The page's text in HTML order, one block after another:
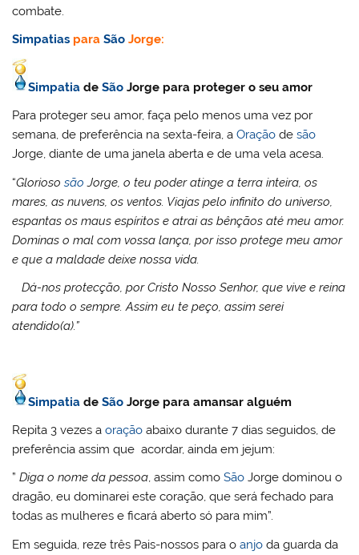
combate.
Simpatias paraSão Jorge:
Simpatia deSão Jorge para proteger o seu amor
Para proteger seu amor, faça pelo menos uma vez por
semana, de preferência na sexta-feira, aOração desão
Jorge, diante de uma janela aberta e de uma vela acesa.
“Gloriososão Jorge, o teu poder atinge a terra inteira, os
mares, as nuvens, os ventos. Viajas pelo infinito do universo,
espantas os maus espíritos e atrai as bênçãos até meu amor.
Dominas o mal com vossa lança, por isso protege meu amor
e que a maldade deixe nossa vida.
Dá-nos protecção, por Cristo Nosso Senhor, que vive e reina
para todo o sempre. Assim eu te peço, assim serei
atendido(a).”
Simpatia deSão Jorge para amansar alguém
Repita 3 vezes aoração abaixo durante 7 dias seguidos, de
preferência assim que acordar, ainda em jejum:
”Diga o nome da pessoa, assim comoSão Jorge dominou o
dragão, eu dominarei este coração, que será fechado para
todas as mulheres e ficará aberto só para mim”.
Em seguida, reze três Pais-nossos para oanjo da guarda da